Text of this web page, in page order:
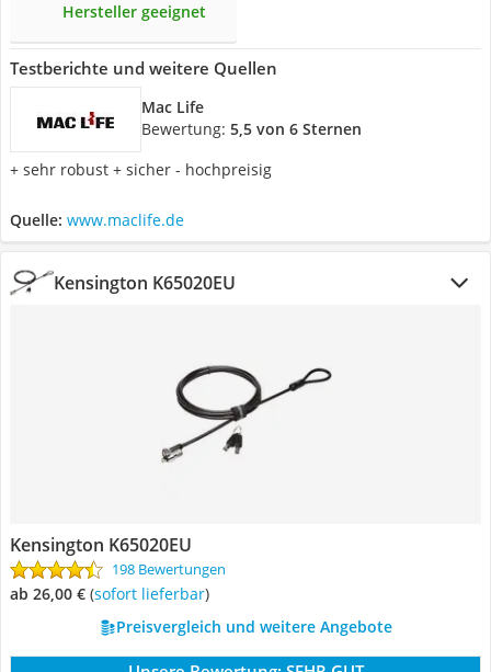
Hersteller geeignet
Testberichte und weitere Quellen
Mac Life
Bewertung: 5,5 von 6 Sternen
+ sehr robust + sicher - hochpreisig
Quelle: www.maclife.de
Kensington K65020EU
Kensington K65020EU
198 Bewertungen
ab 26,00 € ( Sofort lieferbar)
Preisvergleich und weitere Angebote